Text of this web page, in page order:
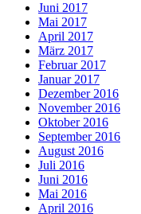
Juni 2017
Mai 2017
April 2017
März 2017
Februar 2017
Januar 2017
Dezember 2016
November 2016
Oktober 2016
September 2016
August 2016
Juli 2016
Juni 2016
Mai 2016
April 2016